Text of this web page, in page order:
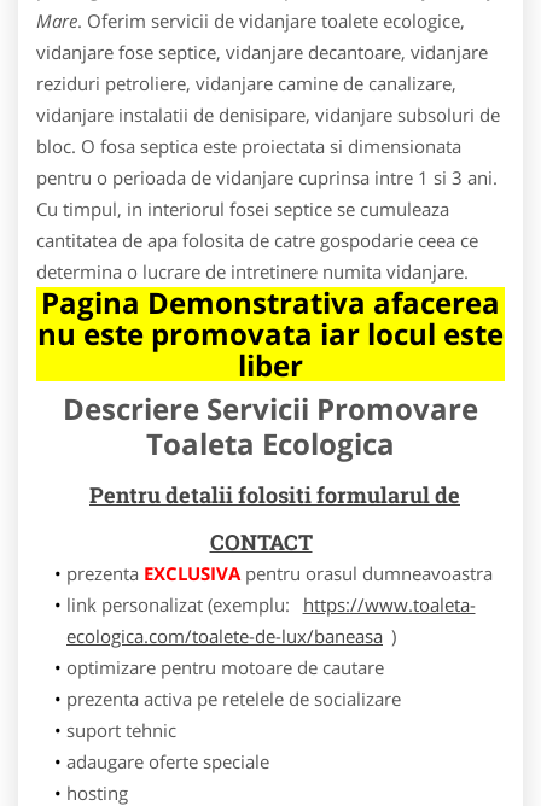
Mare. Oferim servicii de vidanjare toalete ecologice,
vidanjare fose septice, vidanjare decantoare, vidanjare
reziduri petroliere, vidanjare camine de canalizare,
vidanjare instalatii de denisipare, vidanjare subsoluri de
bloc. O fosa septica este proiectata si dimensionata
pentru o perioada de vidanjare cuprinsa intre 1 si 3 ani.
Cu timpul, in interiorul fosei septice se cumuleaza
cantitatea de apa folosita de catre gospodarie ceea ce
determina o lucrare de intretinere numita vidanjare.
Pagina Demonstrativa afacerea
nu este promovata iar locul este
liber
Descriere Servicii Promovare
Toaleta Ecologica
Pentru detalii folositi formularul de
CONTACT
prezenta EXCLUSIVApentru orasul dumneavoastra
link personalizat (exemplu:
https://www.toaleta-
ecologica.com/toalete-de-lux/baneasa )
optimizare pentru motoare de cautare
prezenta activa pe retelele de socializare
suport tehnic
adaugare oferte speciale
hosting